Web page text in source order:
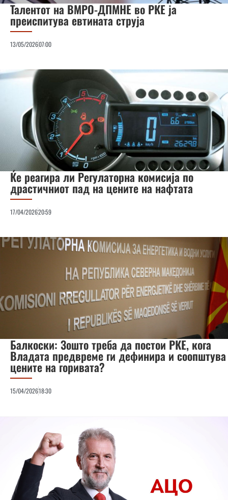
Талентот на ВМРО-ДПМНЕ во РКЕ ја
преиспитува евтината струја
13/05/202607:00
Ќе реагира ли Регулаторна комисија по
драстичниот пад на цените на нафтата
17/04/202620:59
Балкоски: Зошто треба да постои РКЕ, кога
Владата предвреме ги дефинира и соопштува
цените на горивата?
15/04/202618:30